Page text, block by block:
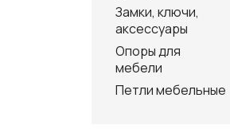
Замки, ключи,
аксессуары
Опоры для
мебели
Петли мебельные